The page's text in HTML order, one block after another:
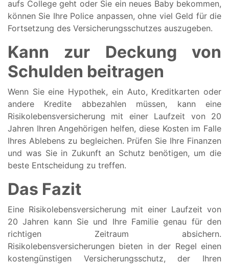
aufs College geht oder Sie ein neues Baby bekommen,
können Sie Ihre Police anpassen, ohne viel Geld für die
Fortsetzung des Versicherungsschutzes auszugeben.
Kann zur Deckung von
Schulden beitragen
Wenn Sie eine Hypothek, ein Auto, Kreditkarten oder
andere Kredite abbezahlen müssen, kann eine
Risikolebensversicherung mit einer Laufzeit von 20
Jahren Ihren Angehörigen helfen, diese Kosten im Falle
Ihres Ablebens zu begleichen. Prüfen Sie Ihre Finanzen
und was Sie in Zukunft an Schutz benötigen, um die
beste Entscheidung zu treffen.
Das Fazit
Eine Risikolebensversicherung mit einer Laufzeit von
20 Jahren kann Sie und Ihre Familie genau für den
richtigen Zeitraum absichern.
Risikolebensversicherungen bieten in der Regel einen
kostengünstigen Versicherungsschutz, der Ihren